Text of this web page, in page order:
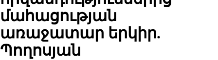
մահացության
առաջատար երկիր.
Պողոսյան